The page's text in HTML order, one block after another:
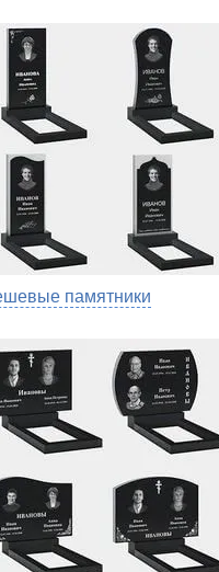
памятники